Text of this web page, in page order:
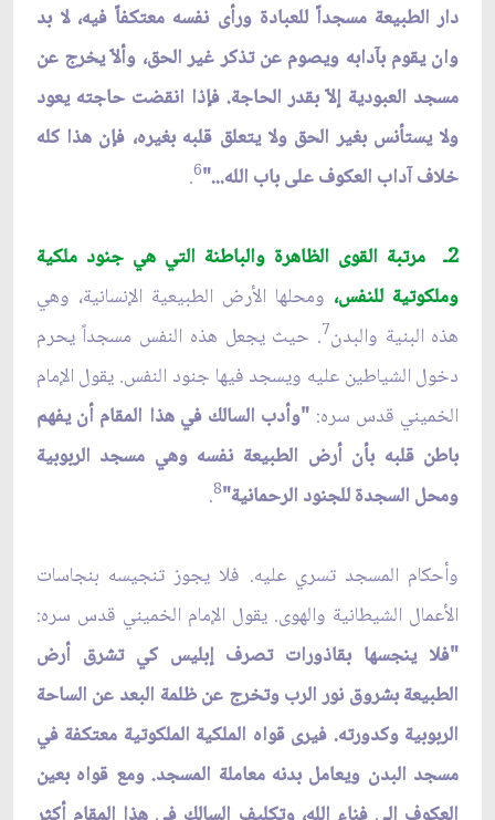
دار الطبيعة مسجداً للعبادة ورأى نفسه معتكفاً فيه، لا بد
وان يقوم بآدابه ويصوم عن تذكر غير الحق، وألاّ يخرج عن
مسجد العبودية إلاّ بقدر الحاجة. فإذا انقضت حاجته يعود
ولا يستأنس بغير الحق ولا يتعلق قلبه بغيره، فإن هذا كله
خلاف آداب العكوف على باب الله..."6
.
2ـ مرتبة القوى الظاهرة والباطنة التي هي جنود ملكية
وملكوتية للنفس، ومحلها الأرض الطبيعية الإنسانية، وهي
هذه البنية والبدن7. حيث يجعل هذه النفس مسجداً يحرم
دخول الشياطين عليه ويسجد فيها جنود النفس. يقول الإمام
الخميني قدس سره: "وأدب السالك في هذا المقام أن يفهم
باطن قلبه بأن أرض الطبيعة نفسه وهي مسجد الربوبية
ومحل السجدة للجنود الرحمانية"8
.
وأحكام المسجد تسري عليه. فلا يجوز تنجيسه بنجاسات
الأعمال الشيطانية والهوى. يقول الإمام الخميني قدس سره:
"فلا ينجسها بقاذورات تصرف إبليس كي تشرق أرض
الطبيعة بشروق نور الرب وتخرج عن ظلمة البعد عن الساحة
الربوبية وكدورته. فيرى قواه الملكية الملكوتية معتكفة في
مسجد البدن ويعامل بدنه معاملة المسجد. ومع قواه بعين